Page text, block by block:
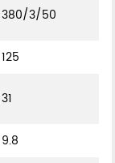
380/3/50
125
31
9.8